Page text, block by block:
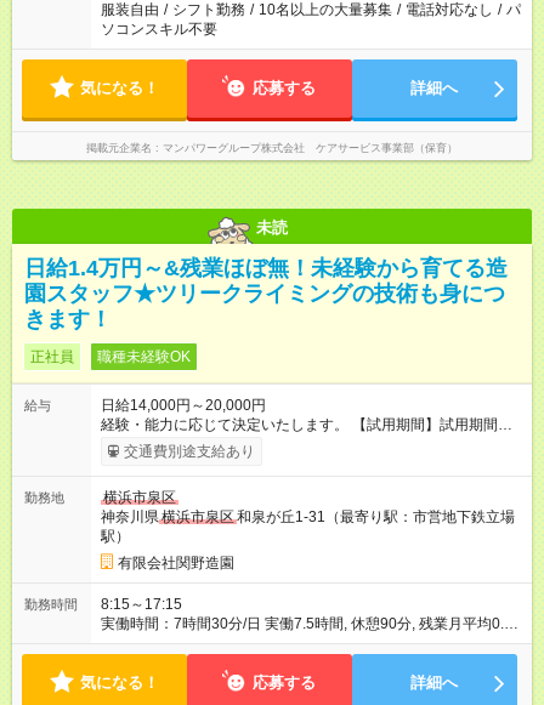
服装自由 / シフト勤務 / 10名以上の大量募集 / 電話対応なし / パ
ソコンスキル不要
気になる！ 応募する 詳細へ
掲載元企業名 マンパワーグループ株式会社 ケアサービス事業部（保育）
未読
日給1.4万円～&残業ほぼ無！未経験から育てる造
園スタッフ★ツリークライミングの技術も身につ
きます！
正社員 職種未経験OK
給与
日給14,000円～20,000円
経験・能力に応じて決定いたします。 【試用期間】試用期間な
し 交通費別途支給あり
勤務地
横浜市泉区
神奈川県横浜市泉区和泉が丘1-31（最寄り駅：市営地下鉄立場
駅）
有限会社関野造園
勤務時間
8:15～17:15
実働時間：7時間30分/日 実働7.5時間, 休憩90分, 残業月平均0.5
時間以下(ほぼナシ)
気になる！ 応募する 詳細へ